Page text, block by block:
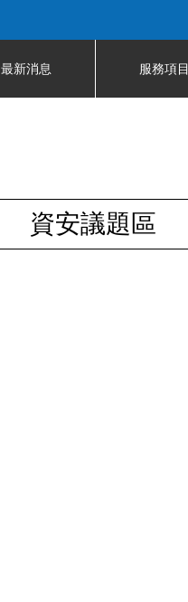
最新消息 服務項目
資安議題區